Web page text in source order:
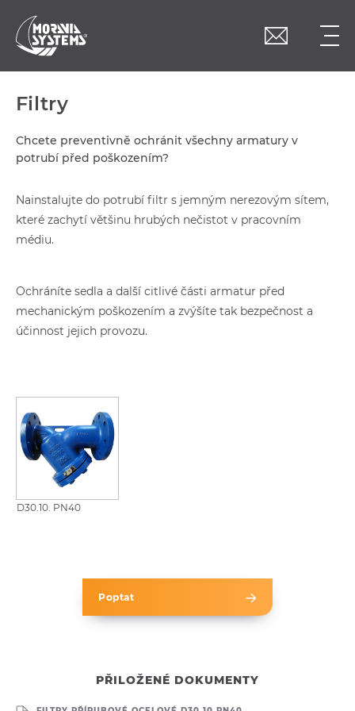
Filtry
Chcete preventivně ochránit všechny armatury v
potrubí před poškozením?
Nainstalujte do potrubí filtr s jemným nerezovým sítem,
které zachytí většinu hrubých nečistot v pracovním
médiu.
Ochráníte sedla a další citlivé části armatur před
mechanickým poškozením a zvýšíte tak bezpečnost a
účinnost jejich provozu.
D30.10. PN40
Poptat
PŘILOŽENÉ DOKUMENTY